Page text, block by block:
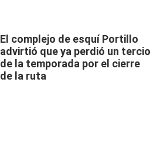
El complejo de esquí Portillo
advirtió que ya perdió un tercio
de la temporada por el cierre
de la ruta